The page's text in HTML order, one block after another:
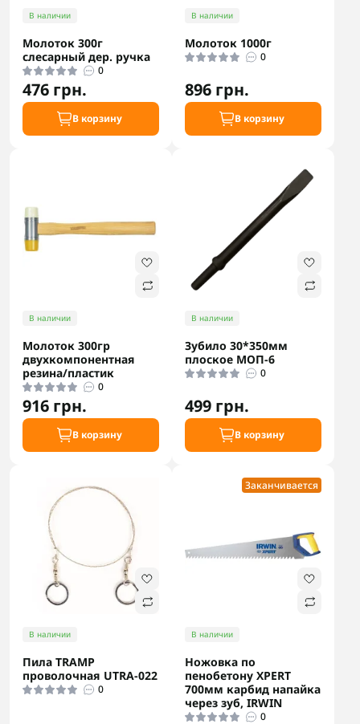
В наличии
Молоток 300г
слесарный дер. ручка
0
476 грн.
В корзину
В наличии
Молоток 1000г
0
896 грн.
В корзину
В наличии
Молоток 300гр
двухкомпонентная
резина/пластик
0
916 грн.
В корзину
В наличии
Зубило 30*350мм
плоское МОП-6
0
499 грн.
В корзину
В наличии
Пила TRAMP
проволочная UTRA-022
0
Заканчивается
В наличии
Ножовка по
пенобетону XPERT
700мм карбид напайка
через зуб, IRWIN
0